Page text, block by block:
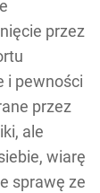
przez
i pewności
przez
ale
wiarę
sprawę ze